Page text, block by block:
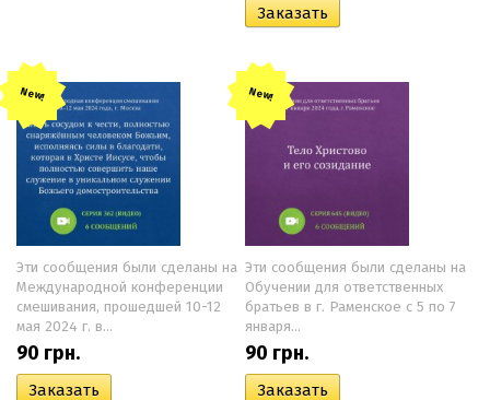
New!
Эти сообщения были сделаны на
Международной конференции
смешивания, прошедшей 10-12
мая 2024 г. в...
90 грн.
New!
Эти сообщения были сделаны на
Обучении для ответственных
братьев в г. Раменское с 5 по 7
января...
90 грн.